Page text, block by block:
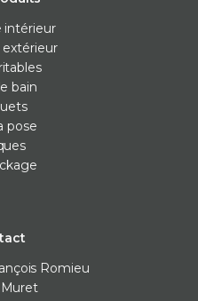
intérieur
extérieur
bain
pose
Romieu
Muret